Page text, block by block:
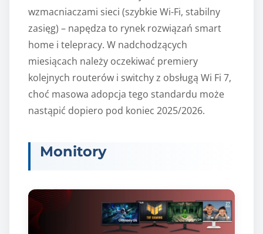
wzmacniaczami sieci (szybkie Wi-Fi, stabilny
zasięg) – napędza to rynek rozwiązań smart
home i telepracy. W nadchodzących
miesiącach należy oczekiwać premiery
kolejnych routerów i switchy z obsługą Wi Fi 7,
choć masowa adopcja tego standardu może
nastąpić dopiero pod koniec 2025/2026.
Monitory